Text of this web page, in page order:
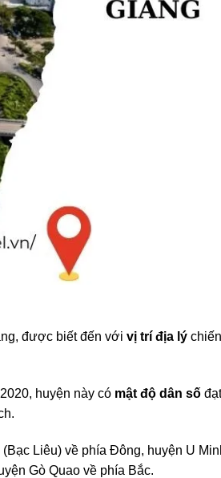
được biết đến với vị trí địa lý chiến
huyện này có mật độ dân số đạt
Liêu) về phía Đông, huyện U
Gò Quao về phía Bắc.